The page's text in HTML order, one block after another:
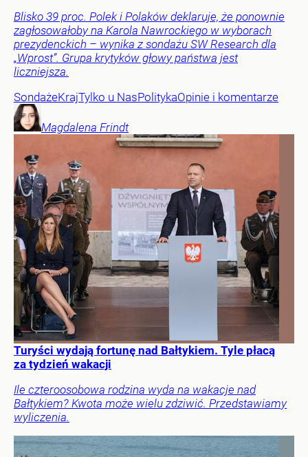
Blisko 39 proc. Polek i Polaków deklaruje, że ponownie
zagłosowałoby na Karola Nawrockiego w wyborach
prezydenckich – wynika z sondażu SW Research dla
„Wprost”. Grupa krytyków głowy państwa jest
liczniejsza.
SondażeKrajTylko u NasPolitykaOpinie i komentarze
Magdalena Frindt
Turyści wydają fortunę nad Bałtykiem. Tyle płacą
za tydzień wakacji
Ile czteroosobowa rodzina wyda na wakacje nad
Bałtykiem? Kwota może wielu zdziwić. Przedstawiamy
wyliczenia.